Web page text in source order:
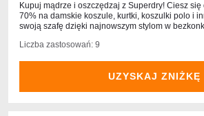
Kupuj mądrze i oszczędzaj z Superdry! Ciesz
70% na damskie koszule, kurtki, koszulki polo i
swoją szafę dzięki najnowszym stylom w
Liczba zastosowań: 9
UZYSKAJ ZNIŻKĘ